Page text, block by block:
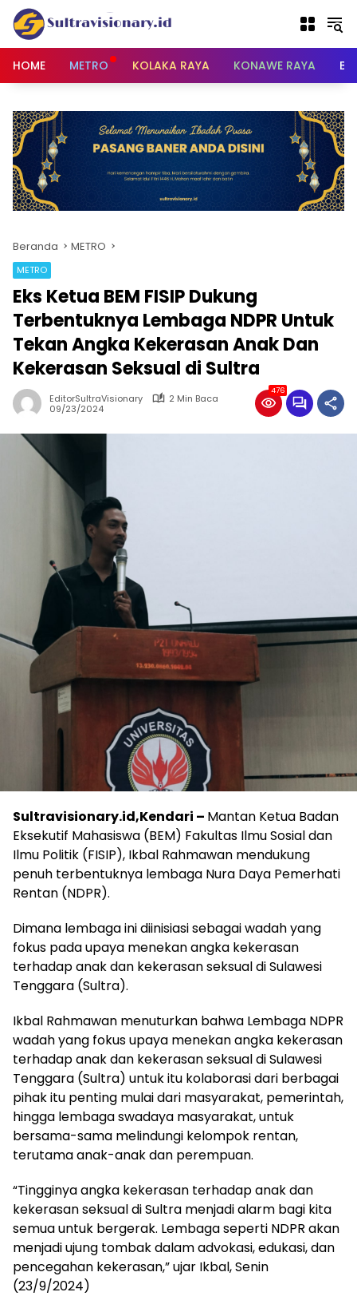
Langsung
konten
HOME
METRO KOLAKA RAYA KONAWE RAYA
Beranda METRO
METRO
Eks Ketua BEM FISIP Dukung
Terbentuknya Lembaga NDPR Untuk
Tekan Angka Kekerasan Anak Dan
Kekerasan Seksual di Sultra
EditorSultraVisionary
2 Min Baca
09/23/2024
476
Sultravisionary.id,Kendari – Mantan Ketua Badan
Eksekutif Mahasiswa (BEM) Fakultas Ilmu Sosial dan
Ilmu Politik (FISIP), Ikbal Rahmawan mendukung
penuh terbentuknya lembaga Nura Daya Pemerhati
Rentan (NDPR).
Dimana lembaga ini diinisiasi sebagai wadah yang
fokus pada upaya menekan angka kekerasan
terhadap anak dan kekerasan seksual di Sulawesi
Tenggara (Sultra).
Ikbal Rahmawan menuturkan bahwa Lembaga NDPR
wadah yang fokus upaya menekan angka kekerasan
terhadap anak dan kekerasan seksual di Sulawesi
Tenggara (Sultra) untuk itu kolaborasi dari berbagai
pihak itu penting mulai dari masyarakat, pemerintah,
hingga lembaga swadaya masyarakat, untuk
bersama-sama melindungi kelompok rentan,
terutama anak-anak dan perempuan.
“Tingginya angka kekerasan terhadap anak dan
kekerasan seksual di Sultra menjadi alarm bagi kita
semua untuk bergerak. Lembaga seperti NDPR akan
menjadi ujung tombak dalam advokasi, edukasi, dan
pencegahan kekerasan,” ujar Ikbal, Senin
(23/9/2024)